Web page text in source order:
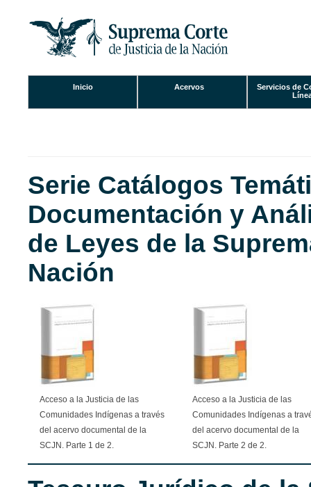
Inicio Acervos
Servicios de
Se encuentra usted aquí
Serie Catálogos
Documentación y
de Leyes de la
Nación
Acceso a la Justicia de las
Comunidades Indígenas a través
del acervo documental de la
SCJN. Parte 1 de 2.
Acceso a la Justicia de las
Comunidades Indígenas a
del acervo documental de la
SCJN. Parte 2 de 2.